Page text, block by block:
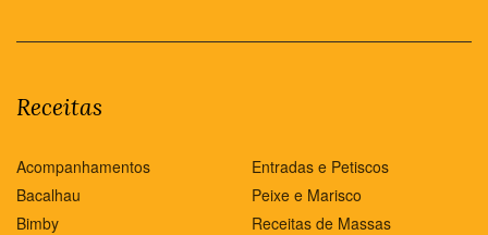
Receitas
Acompanhamentos
Bacalhau
Bimby
Entradas e Petiscos
Peixe e Marisco
Receitas de Massas